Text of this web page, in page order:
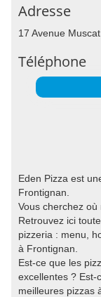
Adresse
17 Avenue
Téléphone
Eden Pizza est
Frontignan.
Vous cherchez
Retrouvez ici
pizzeria : menu,
à Frontignan.
Est-ce que les
excellentes ? Est-
meilleures pizzas